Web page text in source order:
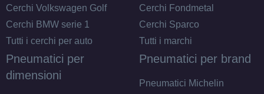
Cerchi Volkswagen Golf
Cerchi BMW serie 1
Tutti i cerchi per auto
Cerchi Fondmetal
Cerchi Sparco
Tutti i marchi
Pneumatici per
dimensioni
Pneumatici per brand
Pneumatici Michelin